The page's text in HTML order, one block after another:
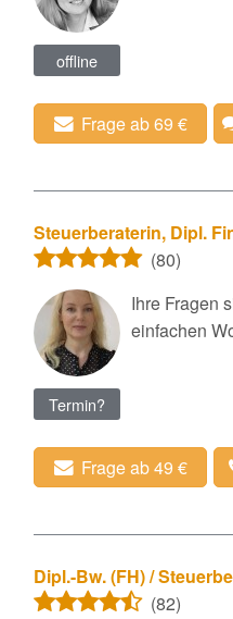
offline
Frage ab 69 €
Steuerberaterin, Dipl.
(80)
Termin?
Frage ab 49 €
Ihre Fragen
einfachen
Dipl.-Bw. (FH) /
(82)